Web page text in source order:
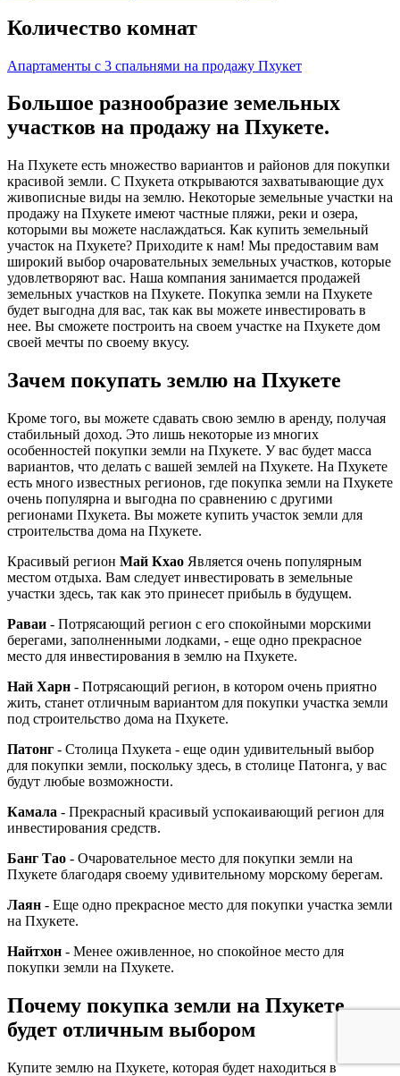
Большое разнообразие земельных
участков на продажу на Пхукете.
На Пхукете есть множество вариантов и районов для покупки
красивой земли. С Пхукета открываются захватывающие дух
живописные виды на землю. Некоторые земельные участки на
продажу на Пхукете имеют частные пляжи, реки и озера,
которыми вы можете наслаждаться. Как купить земельный
участок на Пхукете? Приходите к нам! Мы предоставим вам
широкий выбор очаровательных земельных участков, которые
удовлетворяют вас. Наша компания занимается продажей
земельных участков на Пхукете. Покупка земли на Пхукете
будет выгодна для вас, так как вы можете инвестировать в
нее. Вы сможете построить на своем участке на Пхукете дом
своей мечты по своему вкусу.
Зачем покупать землю на Пхукете
Кроме того, вы можете сдавать свою землю в аренду, получая
стабильный доход. Это лишь некоторые из многих
особенностей покупки земли на Пхукете. У вас будет масса
вариантов, что делать с вашей землей на Пхукете. На Пхукете
есть много известных регионов, где покупка земли на Пхукете
очень популярна и выгодна по сравнению с другими
регионами Пхукета. Вы можете купить участок земли для
строительства дома на Пхукете.
Красивый регион Май Кхао Является очень популярным
местом отдыха. Вам следует инвестировать в земельные
участки здесь, так как это принесет прибыль в будущем.
Раваи - Потрясающий регион с его спокойными морскими
берегами, заполненными лодками, - еще одно прекрасное
место для инвестирования в землю на Пхукете.
Най Харн - Потрясающий регион, в котором очень приятно
жить, станет отличным вариантом для покупки участка земли
под строительство дома на Пхукете.
Патонг - Столица Пхукета - еще один удивительный выбор
для покупки земли, поскольку здесь, в столице Патонга, у вас
будут любые возможности.
Камала - Прекрасный красивый успокаивающий регион для
инвестирования средств.
Банг Тао - Очаровательное место для покупки земли на
Пхукете благодаря своему удивительному морскому берегам.
Лаян - Еще одно прекрасное место для покупки участка земли
на Пхукете.
Найтхон - Менее оживленное, но спокойное место для
покупки земли на Пхукете.
Почему покупка земли на Пхукете
будет отличным выбором
Купите землю на Пхукете, которая будет находиться в
Количество комнат
Апартаменты с 3 спальнями на продажу Пхукет